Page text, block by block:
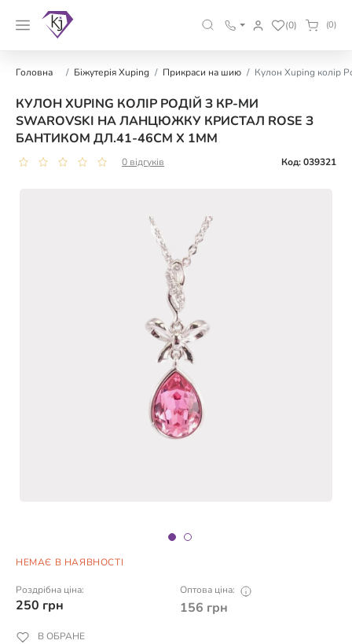
(0) (0)
Головна Біжутерія Xuping Прикраси на шию Кулон Xuping колір
КУЛОН XUPING КОЛІР РОДІЙ З КР-МИ
SWAROVSKI НА ЛАНЦЮЖКУ КРИСТАЛ ROSE З
БАНТИКОМ ДЛ.41-46СМ Х 1ММ
0 відгуків Код: 039321
НЕМАЄ В НАЯВНОСТІ
Роздрібна ціна:
250 грн
Оптова ціна:
156 грн
В ОБРАНЕ